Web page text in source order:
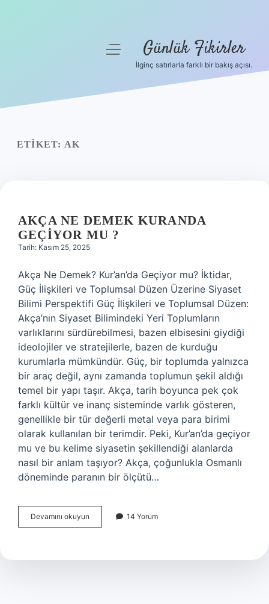
Yasal Uyarı
menüyü Günlük Fikirler
İlginç satırlarla farklı bir bakış açısı.
ETIKET: AK
AKÇA NE DEMEK KURANDA
GEÇIYOR MU ?
Tarih: Kasım 25, 2025
Akça Ne Demek? Kur’an’da Geçiyor mu? İktidar,
Güç İlişkileri ve Toplumsal Düzen Üzerine Siyaset
Bilimi Perspektifi Güç İlişkileri ve Toplumsal Düzen:
Akça’nın Siyaset Bilimindeki Yeri Toplumların
varlıklarını sürdürebilmesi, bazen elbisesini giydiği
ideolojiler ve stratejilerle, bazen de kurduğu
kurumlarla mümkündür. Güç, bir toplumda yalnızca
bir araç değil, aynı zamanda toplumun şekil aldığı
temel bir yapı taşır. Akça, tarih boyunca pek çok
farklı kültür ve inanç sisteminde varlık gösteren,
genellikle bir tür değerli metal veya para birimi
olarak kullanılan bir terimdir. Peki, Kur’an’da geçiyor
mu ve bu kelime siyasetin şekillendiği alanlarda
nasıl bir anlam taşıyor? Akça, çoğunlukla Osmanlı
döneminde paranın bir ölçütü…
Devamını okuyun
ne
geçiyor
14 Yorum